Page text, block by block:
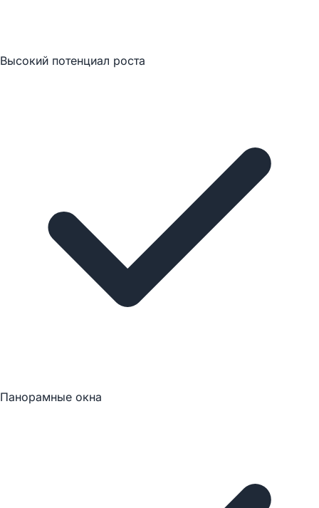
Высокий потенциал роста
Панорамные окна